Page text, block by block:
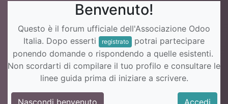
Benvenuto!
Questo è il forum ufficiale dell'Associazione Odoo
Italia. Dopo esserti
registrato
potrai partecipare
ponendo domande o rispondendo a quelle esistenti.
Non scordarti di compilare il tuo profilo e consultare le
linee guida prima di iniziare a scrivere.
Nascondi benvenuto
Accedi